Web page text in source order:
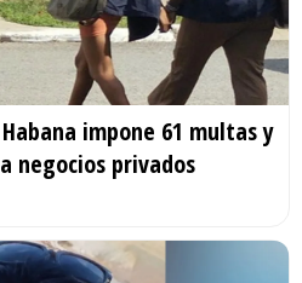
impone 61 multas y
negocios privados